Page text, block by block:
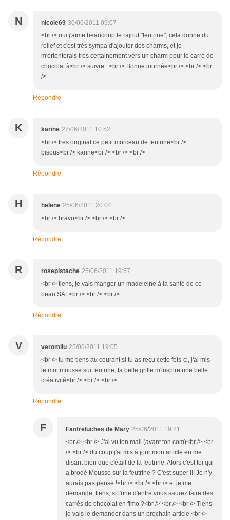
N nicole69 30/06/2011 09:07
<br /> oui j'aime beaucoup le rajout "feutrine", cela donne du
relief et c'est très sympa d'ajouter des charms, et je
m'orienterais très certainement vers un charm pour le carré de
chocolat à<br /> suivre...<br /> Bonne journée<br /> <br /> <br
/>
Répondre
K karine 27/06/2011 10:52
<br /> tres original ce petit morceau de feutrine<br />
bisous<br /> karine<br /> <br /> <br />
Répondre
H helene 25/06/2011 20:04
<br /> bravo<br /> <br /> <br />
Répondre
R rosepistache 25/06/2011 19:57
<br /> tiens, je vais manger un madeleine à la santé de ce
beau SAL<br /> <br /> <br />
Répondre
V veromilu 25/06/2011 19:05
<br /> tu me tiens au courant si tu as reçu cette fois-ci, j'ai mis
le mot mousse sur feutrine, ta belle grille m'inspire une belle
créativité<br /> <br /> <br />
Répondre
F Fanfreluches de Mary 25/06/2011 19:21
<br /> <br /> J'ai vu ton mail (avant ton com)<br /> <br
/> <br /> du coup j'ai mis à jour mon article en me
disant bien que c'était de la feutrine. Alors c'est toi qui
a brodé Mousse sur la feutrine ? C'est super !!! Je n'y
aurais pas pensé !<br /> <br /> <br /> et je me
demande, tiens, si l'une d'entre vous saurez faire des
carrés de chocolat en fimo ?<br /> <br /> <br /> Tiens
je vais le demander dans un prochain article.<br />